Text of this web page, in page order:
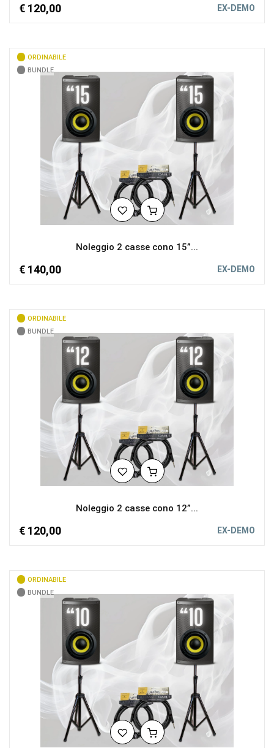
€ 120,00 EX-DEMO
ORDINABILE
BUNDLE
Noleggio 2 casse cono 15”...
€ 140,00 EX-DEMO
ORDINABILE
BUNDLE
Noleggio 2 casse cono 12”...
€ 120,00 EX-DEMO
ORDINABILE
BUNDLE